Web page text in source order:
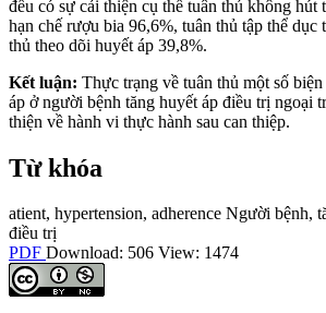
đều có sự cải thiện cụ thể tuân thủ không hút
hạn chế rượu bia 96,6%, tuân thủ tập thể dục
thủ theo dõi huyết áp 39,8%.
Kết luận: Thực trạng về tuân thủ một số
áp ở người bệnh tăng huyết áp điều trị ngoại
thiện về hành vi thực hành sau can thiệp.
Từ khóa
atient, hypertension, adherence Người bệnh,
điều trị
PDF Download: 506 View: 1474